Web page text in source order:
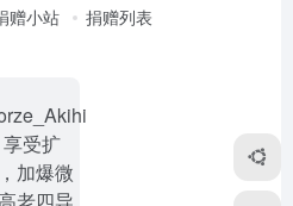
赠小站 捐赠列表